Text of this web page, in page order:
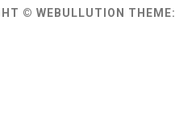
© WEBULLUTION THEME: